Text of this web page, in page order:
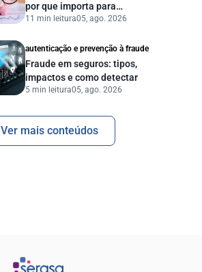
por que importa para
pessoas e empresas?
11 min leitura05, ago. 2026
autenticação e prevenção à fraude
Fraude em seguros: tipos,
impactos e como detectar
5 min leitura05, ago. 2026
Ver mais conteúdos